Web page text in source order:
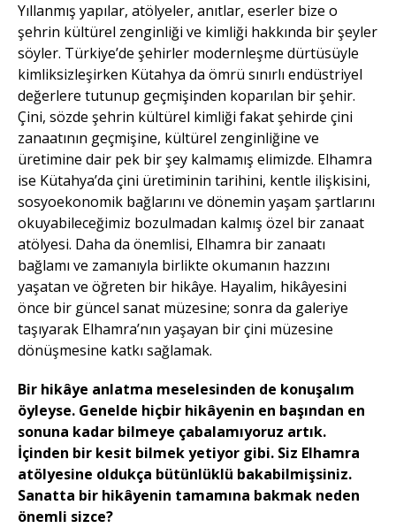
Yıllanmış yapılar, atölyeler, anıtlar, eserler bize o
şehrin kültürel zenginliği ve kimliği hakkında bir şeyler
söyler. Türkiye’de şehirler modernleşme dürtüsüyle
kimliksizleşirken Kütahya da ömrü sınırlı endüstriyel
değerlere tutunup geçmişinden koparılan bir şehir.
Çini, sözde şehrin kültürel kimliği fakat şehirde çini
zanaatının geçmişine, kültürel zenginliğine ve
üretimine dair pek bir şey kalmamış elimizde. Elhamra
ise Kütahya’da çini üretiminin tarihini, kentle ilişkisini,
sosyoekonomik bağlarını ve dönemin yaşam şartlarını
okuyabileceğimiz bozulmadan kalmış özel bir zanaat
atölyesi. Daha da önemlisi, Elhamra bir zanaatı
bağlamı ve zamanıyla birlikte okumanın hazzını
yaşatan ve öğreten bir hikâye. Hayalim, hikâyesini
önce bir güncel sanat müzesine; sonra da galeriye
taşıyarak Elhamra’nın yaşayan bir çini müzesine
dönüşmesine katkı sağlamak.
Bir hikâye anlatma meselesinden de konuşalım
öyleyse. Genelde hiçbir hikâyenin en başından en
sonuna kadar bilmeye çabalamıyoruz artık.
İçinden bir kesit bilmek yetiyor gibi. Siz Elhamra
atölyesine oldukça bütünlüklü bakabilmişsiniz.
Sanatta bir hikâyenin tamamına bakmak neden
önemli sizce?